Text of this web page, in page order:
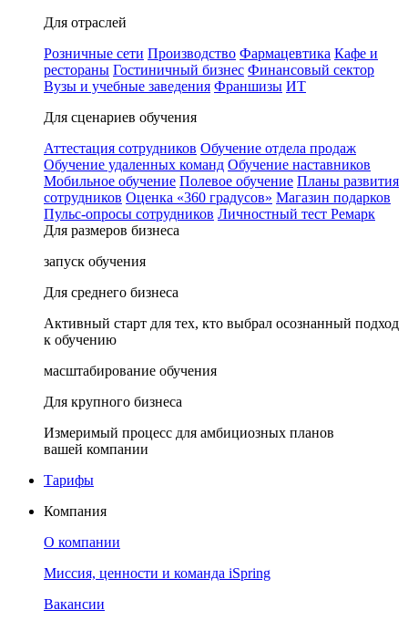
Для отраслей
Розничные сети Производство Фармацевтика Кафе и
рестораны Гостиничный бизнес Финансовый сектор
Вузы и учебные заведения Франшизы ИТ
Для сценариев обучения
Аттестация сотрудников Обучение отдела продаж
Обучение удаленных команд Обучение наставников
Мобильное обучение Полевое обучение Планы развития
сотрудников Оценка «360 градусов» Магазин подарков
Пульс-опросы сотрудников Личностный тест Ремарк
Для размеров бизнеса
запуск обучения
Для среднего бизнеса
Активный старт для тех, кто выбрал осознанный подход
к обучению
масштабирование обучения
Для крупного бизнеса
Измеримый процесс для амбициозных планов
вашей компании
Тарифы
Компания
О компании
Миссия, ценности и команда iSpring
Вакансии